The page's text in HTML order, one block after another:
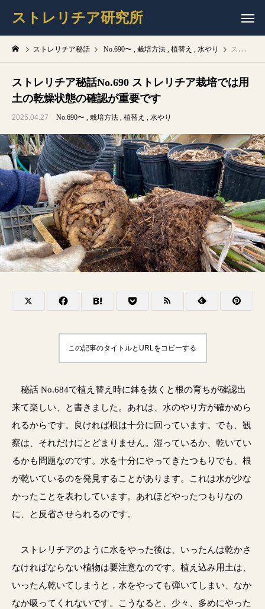
ストレリチア研究所
ストレリチア秘話 No.690〜 栽培方法 植替え 水やり ストレリチア秘話No.690 ストレリチア栽培では用土の乾燥状態の確認が重要です
ストレリチア秘話No.690 ストレリチア栽培では用
土の乾燥状態の確認が重要です
2025.04.27 No.690〜 栽培方法 植替え 水やり
この記事のタイトルとURLをコピーする
秘話 No.684で植え替え時に鉢を抜くと根の育ちが確認出
来て楽しい、と書きました。あれは、水のやり方が確かめら
れるからです。良ければ根は十分に回っています。でも、観
察は、それだけにとどまりません。湿っているか、乾いてい
るかも問題なのです。水を十分にやってきたつもりでも、根
が乾いているのを発見することがあります。これは水が少な
かったことを表わしています。あれほどやったつもりなの
に、と反省させられるのです。
ストレリチアのように水をやった後は、いったんは乾かさ
なければならない植物は要注意なのです。植え込み用土は、
いったん乾いてしまうと，水をやっても弾いてしまい、なか
なか吸ってくれないです。こうなると、少々、多めにやった